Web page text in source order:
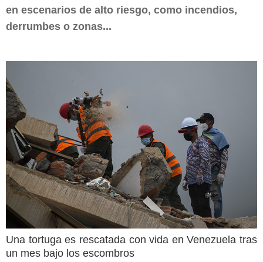
en escenarios de alto riesgo, como incendios,
derrumbes o zonas...
Una tortuga es rescatada con vida en Venezuela tras
un mes bajo los escombros